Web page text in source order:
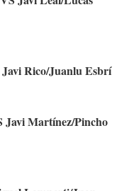
Rico/Juanlu Esbrí
Javi Martínez/Pincho